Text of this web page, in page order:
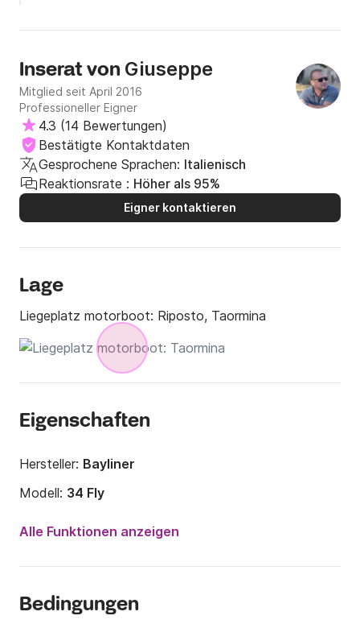
Inserat von Giuseppe
Mitglied seit April 2016
Professioneller Eigner
4.3 (14 Bewertungen)
Bestätigte Kontaktdaten
Gesprochene Sprachen: Italienisch
Reaktionsrate : Höher als 95%
Eigner kontaktieren
Lage
Liegeplatz motorboot: Riposto, Taormina
Eigenschaften
Hersteller: Bayliner
Modell: 34 Fly
Motorleistung:
Anzahl Plätze an Bord:
Alle Funktionen anzeigen
Bedingungen